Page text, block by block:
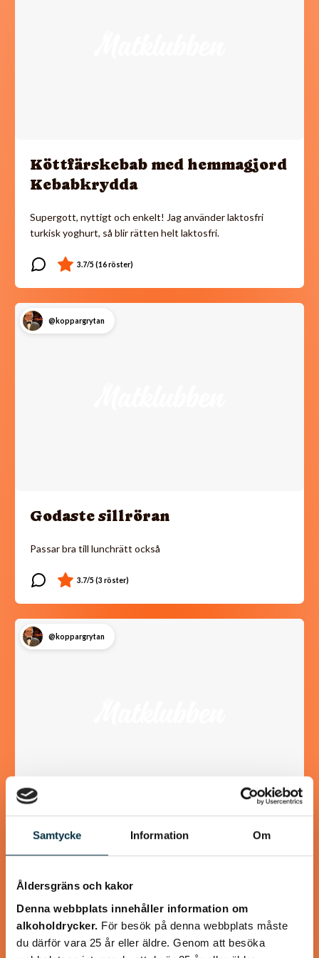
Samtycke Information Om
Åldersgräns och kakor
Denna webbplats innehåller information om
alkoholdrycker. För besök på denna webbplats måste
du därför vara 25 år eller äldre. Genom att besöka
Köttfärskebab med hemmagjord
Kebabkrydda
Supergott, nyttigt och enkelt! Jag använder laktosfri
turkisk yoghurt, så blir rätten helt laktosfri.
@koppargrytan
Godaste sillröran
Passar bra till lunchrätt också
@koppargrytan
Senapsbakad torsk med rostad
sötpotatis
En rätt som går hem hos de flesta familjemedlemmarna är
Torsken får ett täcke av senap, ströbröd samt…